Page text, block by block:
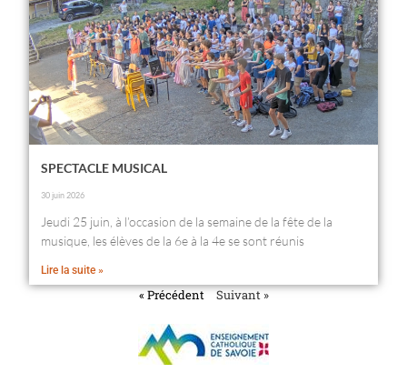
SPECTACLE MUSICAL
30 juin 2026
Jeudi 25 juin, à l’occasion de la semaine de la fête de la
musique, les élèves de la 6e à la 4e se sont réunis
Lire la suite »
« Précédent Suivant »